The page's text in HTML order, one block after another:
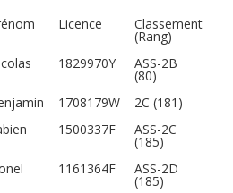
Licence Classement
(Rang)
1829970Y ASS-2B
(80)
1708179W
2C (181)
1500337F ASS-2C
(185)
1161364F ASS-2D
(185)